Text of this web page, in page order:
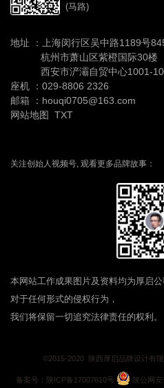
(马路)
地址 ：上海闵行区吴中路1189号
杭州市萧山区紫橙国际30楼
西安市浐灞自贸中心1001-
座机 ： 029-8806 2326
邮箱 ：houqi0705@163.com
网站地图
TXT
关注创始人视频号, 观看更多品牌故事：
本网站工作成果图片及资料均为厚启公
对于任何形式的侵权行为，
我们将保留一切追究法律责任的权利。
©2015-2020 陕西厚启品牌设计有
备案号： 陕ICP备17007810号 陕公网